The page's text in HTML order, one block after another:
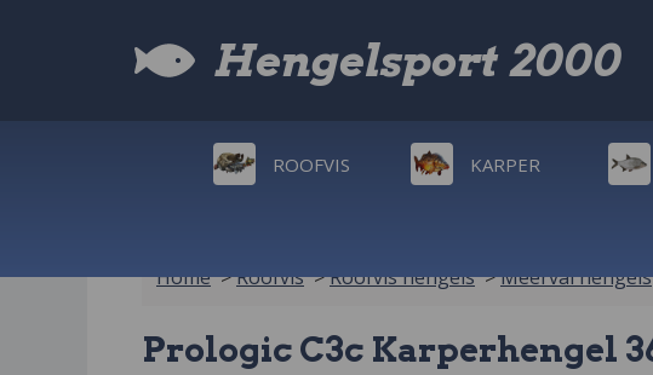
Hengelsport 2000
ROOFVIS KARPER
Home>Roofvis>Roofvis hengels>Meerval hengels
Prologic C3c Karperhengel